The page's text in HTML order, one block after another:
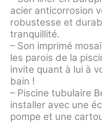
acier anticorrosion
robustesse et
tranquillité.
– Son imprimé
les parois de la
invite quant à lui à
bain !
– Piscine tubulaire
installer avec une
pompe et une